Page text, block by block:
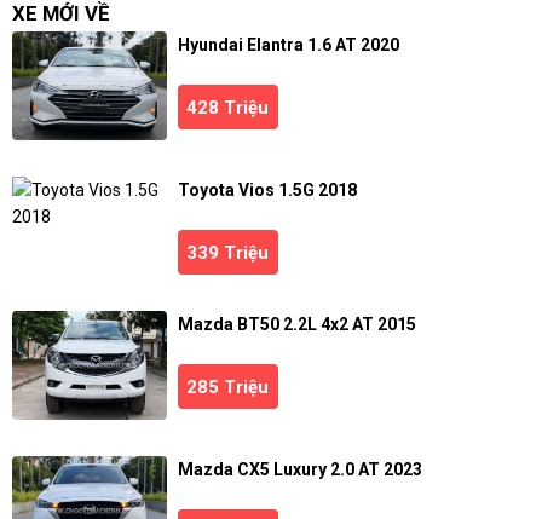
XE MỚI VỀ
Hyundai Elantra 1.6 AT 2020
428 Triệu
Toyota Vios 1.5G 2018
339 Triệu
Mazda BT50 2.2L 4x2 AT 2015
285 Triệu
Mazda CX5 Luxury 2.0 AT 2023